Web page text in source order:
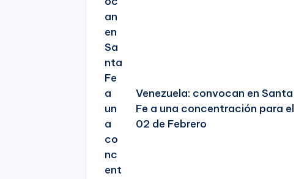
Venezuela: convocan en Santa
Fe a una concentración para el
02 de Febrero